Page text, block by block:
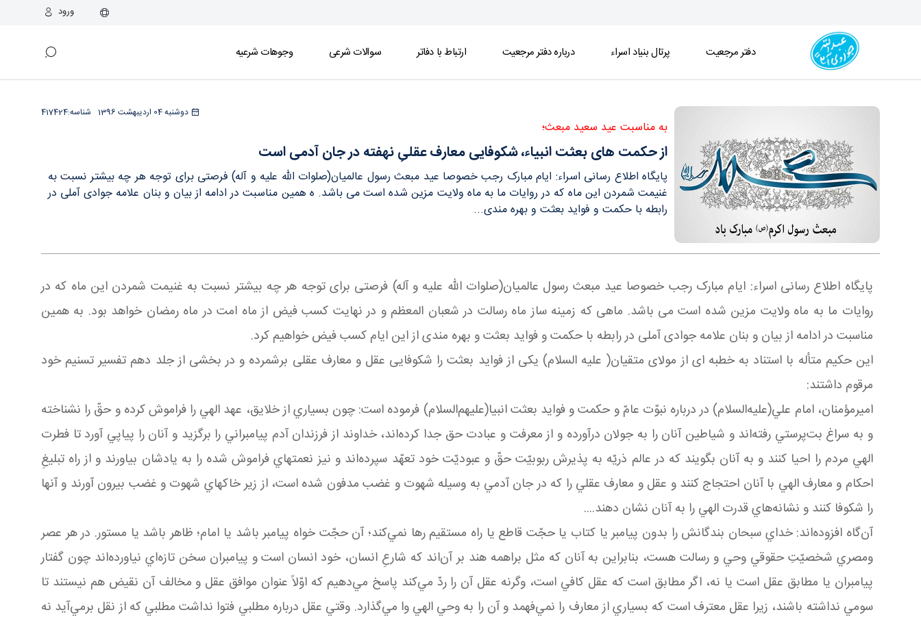
ورود
دفتر مرجعیت پرتال بنیاد اسراء درباره دفتر مرجعیت ارتباط با دفاتر سوالات شرعی وجوهات شرعیه
دوشنبه 04 اردیبهشت 1396 417424شناسه:
به مناسبت عید سعید مبعث؛
از حکمت های بعثت انبیاء، شکوفایی معارف عقلیِ نهفته در جان آدمی است
پایگاه اطلاع رسانی اسراء: ایام مبارک رجب خصوصا عید مبعث رسول عالمیان(صلوات الله علیه و آله) فرصتی برای توجه هر چه بیشتر نسبت به
غنیمت شمردن این ماه که در روایات ما به ماه ولایت مزین شده است می باشد. ه همین مناسبت در ادامه از بیان و بنان علامه جوادی آملی در
رابطه با حکمت و فواید بعثت و بهره مندی...
پایگاه اطلاع رسانی اسراء: ایام مبارک رجب خصوصا عید مبعث رسول عالمیان(صلوات الله علیه و آله) فرصتی برای توجه هر چه بیشتر نسبت به غنیمت شمردن این ماه که در
روایات ما به ماه ولایت مزین شده است می باشد. ماهی که زمینه ساز ماه رسالت در شعبان المعظم و در نهایت کسب فیض از ماه امت در ماه رمضان خواهد بود. به همین
مناسبت در ادامه از بیان و بنان علامه جوادی آملی در رابطه با حکمت و فواید بعثت و بهره مندی از این ایام کسب فیض خواهیم کرد.
این حکیم متأله با استناد به خطبه ای از مولای متقیان( علیه السلام) یکی از فواید بعثت را شکوفایی عقل و معارف عقلی برشمرده و در بخشی از جلد دهم تفسیر تسنیم خود
مرقوم داشتند:
اميرمؤمنان، امام علي(عليه‌السلام) در درباره نبوّت عامّ و حكمت و فوايد بعثت انبيا(عليهم‌السلام) فرموده است: چون بسياري از خلايق، عهد الهي را فراموش كرده و حقّ را نشناخته
و به سراغ بت‌پرستي رفته‌اند و شياطين آنان را به جولان درآورده و از معرفت و عبادت حق جدا كرده‌اند، خداوند از فرزندان آدم پيامبراني را برگزيد و آنان را پياپي آورد تا فطرت
الهي مردم را احيا كنند و به آنان بگويند كه در عالم ذريّه به پذيرش ربوبيّت حقّ و عبوديّت خود تعهّد سپرده‌اند و نيز نعمتهاي فراموش شده را به يادشان بياورند و از راه تبليغِ
احكام و معارف الهي با آنان احتجاج كنند و عقل و معارف عقلي را كه در جان آدمي به وسيله شهوت و غضب مدفون شده است، از زير خاكهاي شهوت و غضب بيرون آورند و آنها
را شكوفا كنند و نشانه‌هاي قدرت الهي را به آنان نشان دهند....
آن‌گاه افزوده‌اند: خداي سبحان بندگانش را بدون پيامبر يا كتاب يا حجّت قاطع يا راه مستقيم رها نمي‌كند؛ آن حجّت خواه پيامبر باشد يا امام؛ ظاهر باشد يا مستور. در هر عصر
ومصري شخصيّتِ حقوقي وحي و رسالت هست، بنابراين به آنان كه مثل براهمه هند بر آن‌اند كه شارعِ انسان، خود انسان است و پيامبران سخن تازه‌اي نياورده‌اند چون گفتار
پيامبران يا مطابق عقل است يا نه، اگر مطابق است كه عقل كافي است، وگرنه عقل آن را ردّ مي‌كند پاسخ مي‌دهيم كه اوّلاً عنوان موافق عقل و مخالف آن نقيض هم نيستند تا
سومي نداشته باشند، زيرا عقل معترف است كه بسياري از معارف را نمي‌فهمد و آن را به وحي الهي وا مي‌گذارد. وقتي عقل درباره مطلبي فتوا نداشت مطلبي كه از نقل برمي‌آيد نه